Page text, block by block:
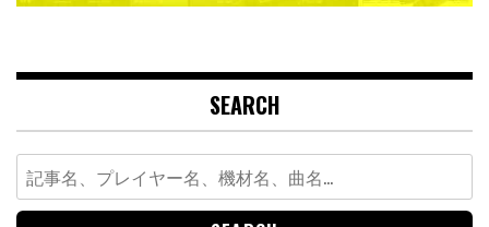
SEARCH
Search
for: